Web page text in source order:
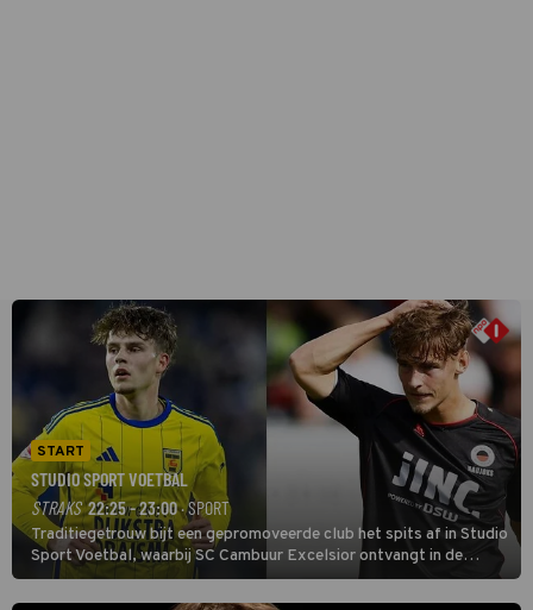
START
STUDIO SPORT VOETBAL
STRAKS 22:25 - 23:00· SPORT
Traditiegetrouw bijt een gepromoveerde club het spits af in Studio
Sport Voetbal, waarbij SC Cambuur Excelsior ontvangt in de
eerste wedstrijd van het nieuwe Eredivisieseizoen. De nieuwe
oefenmeester is Johan Plat en hij wil aanvallend voetballen.